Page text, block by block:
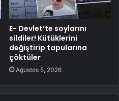
E- Devlet’te soylarını
sildiler! Kütüklerini
değiştirip tapularına
çöktüler
Ağustos 5, 2026